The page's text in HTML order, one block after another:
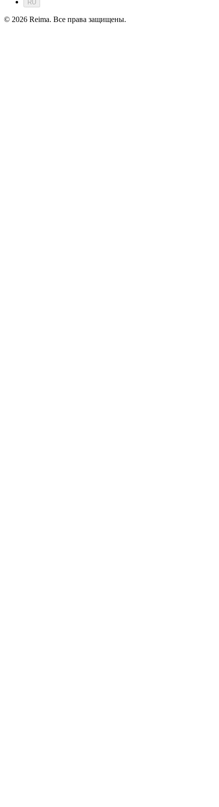
RU
© 2026 Reima. Все права защищены.